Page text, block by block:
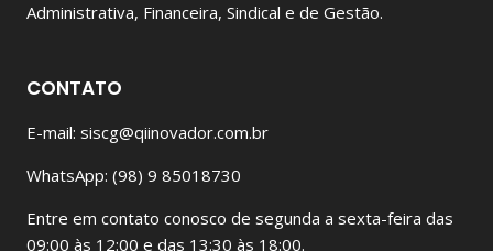
Administrativa, Financeira, Sindical e de Gestão.
CONTATO
E-mail: siscg@qiinovador.com.br
WhatsApp: (98) 9 85018730
Entre em contato conosco de segunda a sexta-feira das
09:00 às 12:00 e das 13:30 às 18:00.